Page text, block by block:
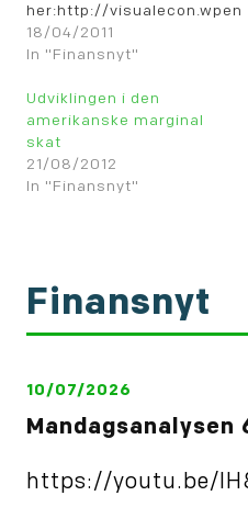
her:http://
cdn.com/wp-
content/uploads/
18/04/2011
In "Finansnyt"
Udviklingen i den
amerikanske marginal
skat
21/08/2012
In "Finansnyt"
Finansnyt
10/07/2026
Mandagsanalysen
https://youtu.be/